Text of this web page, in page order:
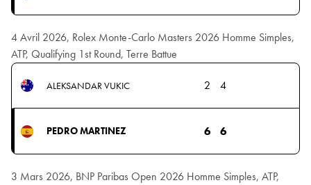
4 Avril 2026, Rolex Monte-Carlo Masters 2026 Homme Simples,
ATP, Qualifying 1st Round, Terre Battue
ALEKSANDAR VUKIC 2 4
PEDRO MARTINEZ 6 6
3 Mars 2026, BNP Paribas Open 2026 Homme Simples, ATP,